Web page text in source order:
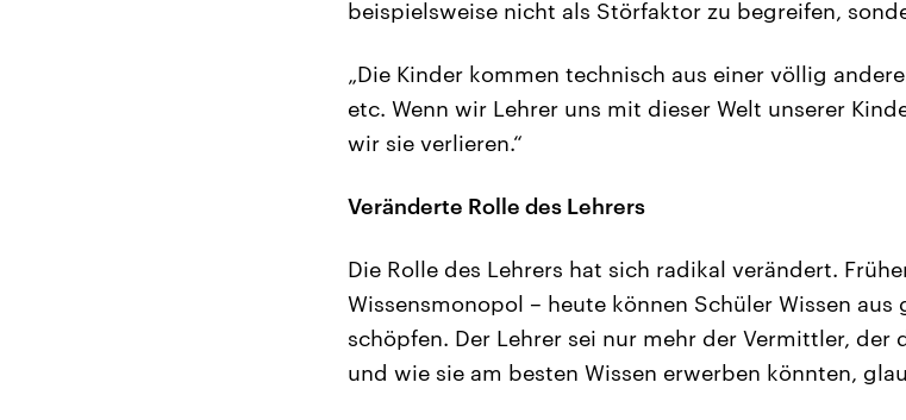
beispielsweise nicht als Störfaktor zu begreifen,
„Die Kinder kommen technisch aus einer völlig
etc. Wenn wir Lehrer uns mit dieser Welt unserer
wir sie verlieren.“
Veränderte Rolle des Lehrers
Die Rolle des Lehrers hat sich radikal verändert.
Wissensmonopol – heute können Schüler Wissen
schöpfen. Der Lehrer sei nur mehr der Vermittler, der
und wie sie am besten Wissen erwerben könnten,